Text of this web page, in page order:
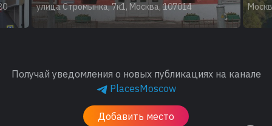
улица Стромынка, 7к1, Москва, 107014
Получай уведомления о новых публикациях на канале
PlacesMoscow
Добавить место